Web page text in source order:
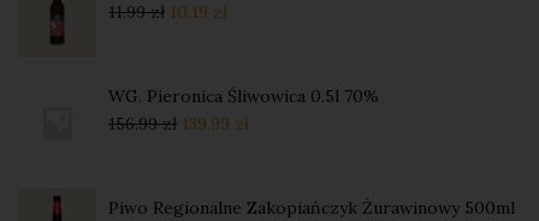
11.99zł 10.19 zł
WG. Pieronica Śliwowica 0.5l 70%
156.99zł 139.99 zł
Piwo Regionalne Zakopiańczyk Żurawinowy 500ml